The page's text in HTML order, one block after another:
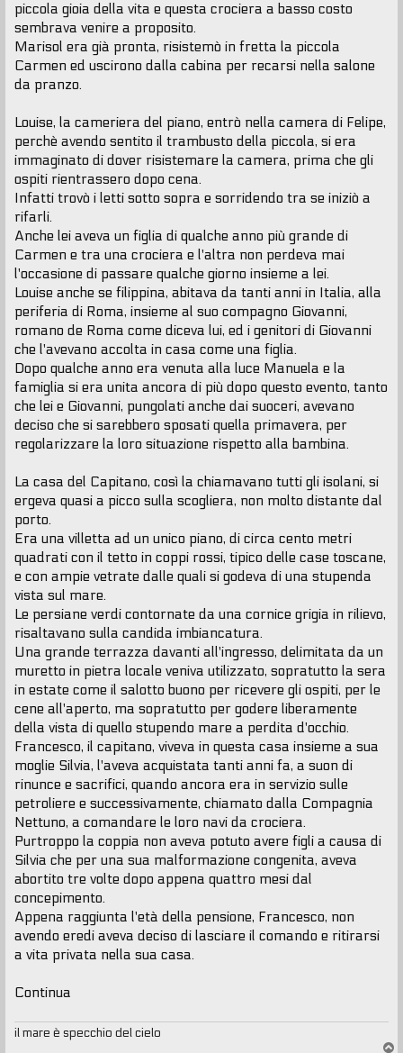
piccola gioia della vita e questa crociera a basso costo
sembrava venire a proposito.
Marisol era già pronta, risistemò in fretta la piccola
Carmen ed uscirono dalla cabina per recarsi nella salone
da pranzo.
Louise, la cameriera del piano, entrò nella camera di Felipe,
perchè avendo sentito il trambusto della piccola, si era
immaginato di dover risistemare la camera, prima che gli
ospiti rientrassero dopo cena.
Infatti trovò i letti sotto sopra e sorridendo tra se iniziò a
rifarli.
Anche lei aveva un figlia di qualche anno più grande di
Carmen e tra una crociera e l'altra non perdeva mai
l'occasione di passare qualche giorno insieme a lei.
Louise anche se filippina, abitava da tanti anni in Italia, alla
periferia di Roma, insieme al suo compagno Giovanni,
romano de Roma come diceva lui, ed i genitori di Giovanni
che l'avevano accolta in casa come una figlia.
Dopo qualche anno era venuta alla luce Manuela e la
famiglia si era unita ancora di più dopo questo evento, tanto
che lei e Giovanni, pungolati anche dai suoceri, avevano
deciso che si sarebbero sposati quella primavera, per
regolarizzare la loro situazione rispetto alla bambina.
La casa del Capitano, così la chiamavano tutti gli isolani, si
ergeva quasi a picco sulla scogliera, non molto distante dal
porto.
Era una villetta ad un unico piano, di circa cento metri
quadrati con il tetto in coppi rossi, tipico delle case toscane,
e con ampie vetrate dalle quali si godeva di una stupenda
vista sul mare.
Le persiane verdi contornate da una cornice grigia in rilievo,
risaltavano sulla candida imbiancatura.
Una grande terrazza davanti all'ingresso, delimitata da un
muretto in pietra locale veniva utilizzato, sopratutto la sera
in estate come il salotto buono per ricevere gli ospiti, per le
cene all'aperto, ma sopratutto per godere liberamente
della vista di quello stupendo mare a perdita d'occhio.
Francesco, il capitano, viveva in questa casa insieme a sua
moglie Silvia, l'aveva acquistata tanti anni fa, a suon di
rinunce e sacrifici, quando ancora era in servizio sulle
petroliere e successivamente, chiamato dalla Compagnia
Nettuno, a comandare le loro navi da crociera.
Purtroppo la coppia non aveva potuto avere figli a causa di
Silvia che per una sua malformazione congenita, aveva
abortito tre volte dopo appena quattro mesi dal
concepimento.
Appena raggiunta l'età della pensione, Francesco, non
avendo eredi aveva deciso di lasciare il comando e ritirarsi
a vita privata nella sua casa.
Continua
il mare è specchio del cielo